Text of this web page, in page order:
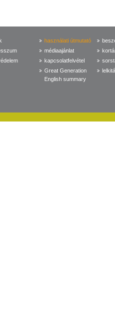
használati útmutató
médiaajánlat
kapcsolatfelvétel
Great Generation
English summary